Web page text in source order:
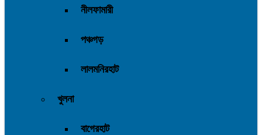
নীলফামারী
পঞ্চগড়
লালমনিরহাট
খুলনা
বাগেরহাট